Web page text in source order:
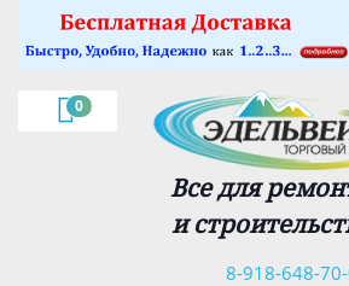
0
Все для
и
8-918-648-